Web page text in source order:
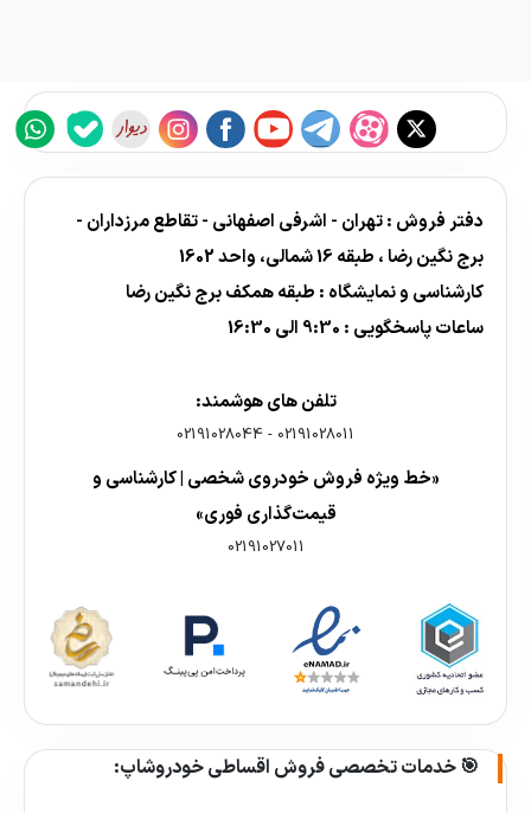
دفتر فروش : تهران - اشرفی اصفهانی - تقاطع مرزداران -
برج نگین رضا ، طبقه 16 شمالی، واحد 1602
کارشناسی و نمایشگاه : طبقه همکف برج نگین رضا
ساعات پاسخگویی : 9:30 الی 16:30
تلفن های هوشمند:
02191028011
-
02191028044
«خط ویژه فروش خودروی شخصی | کارشناسی و
قیمت‌گذاری فوری»
02191027011
🎯 خدمات تخصصی فروش اقساطی خودروشاپ: